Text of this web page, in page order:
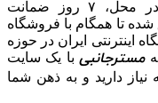
پایبندی به سه اصل کلیدی، پرداخت در محل، ۷ روز ضمانت
تا همگام با فروشگاه‌
اینترنتی ایران در حوزه
مسترجانبی با یک سایت
دارید و به ذهن شما